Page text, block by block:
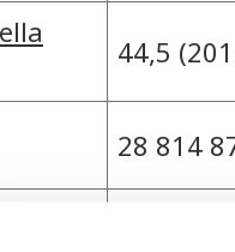
44,5
28 814